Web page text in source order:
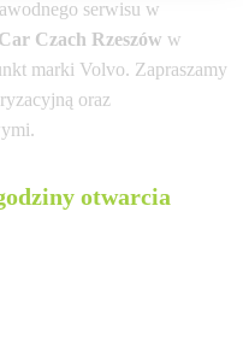
serwisu w
Czach Rzeszów w
marki Volvo. Zapraszamy
oraz
otwarcia